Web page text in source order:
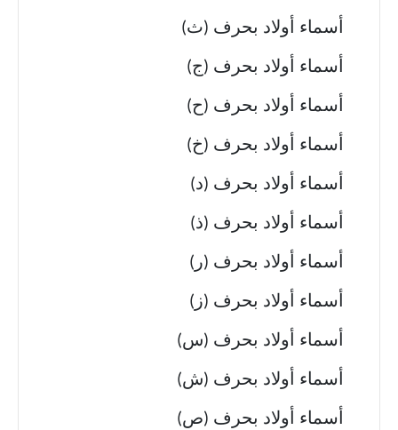
أسماء أولاد بحرف (ث)
أسماء أولاد بحرف (ج)
أسماء أولاد بحرف (ح)
أسماء أولاد بحرف (خ)
أسماء أولاد بحرف (د)
أسماء أولاد بحرف (ذ)
أسماء أولاد بحرف (ر)
أسماء أولاد بحرف (ز)
أسماء أولاد بحرف (س)
أسماء أولاد بحرف (ش)
أسماء أولاد بحرف (ص)